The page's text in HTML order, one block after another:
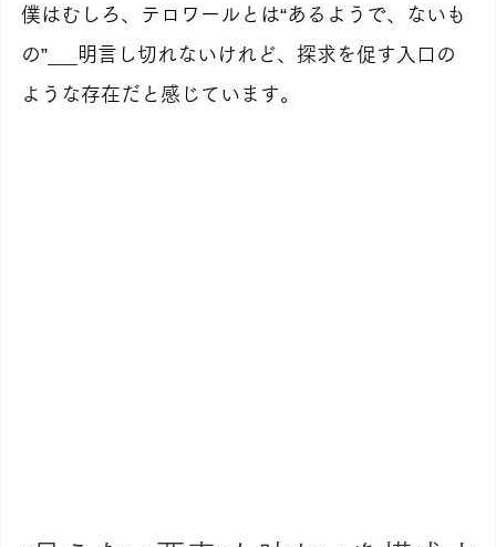
僕はむしろ、テロワールとは“あるようで、ないも
の”___明言し切れないけれど、探求を促す入口の
ような存在だと感じています。